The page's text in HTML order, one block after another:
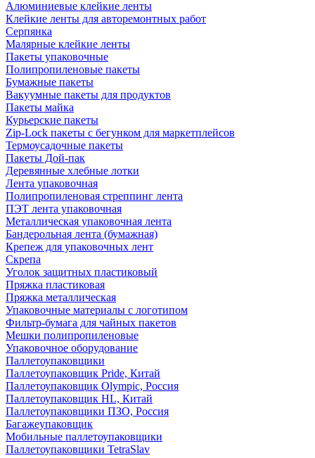
Алюминиевые клейкие ленты
Клейкие ленты для авторемонтных работ
Серпянка
Малярные клейкие ленты
Пакеты упаковочные
Полипропиленовые пакеты
Бумажные пакеты
Вакуумные пакеты для продуктов
Пакеты майка
Курьерские пакеты
Zip-Lock пакеты с бегунком для маркетплейсов
Термоусадочные пакеты
Пакеты Дой-пак
Деревянные хлебные лотки
Лента упаковочная
Полипропиленовая стреппинг лента
ПЭТ лента упаковочная
Металлическая упаковочная лента
Бандерольная лента (бумажная)
Крепеж для упаковочных лент
Скрепа
Уголок защитных пластиковый
Пряжка пластиковая
Пряжка металлическая
Упаковочные материалы с логотипом
Фильтр-бумага для чайных пакетов
Мешки полипропиленовые
Упаковочное оборудование
Паллетоупаковщики
Паллетоупаковщик Pride, Китай
Паллетоупаковщик Olympic, Россия
Паллетоупаковщик HL, Китай
Паллетоупаковщики ПЗО, Россия
Багажеупаковщик
Мобильные паллетоупаковщики
Паллетоупаковщики TetraSlav